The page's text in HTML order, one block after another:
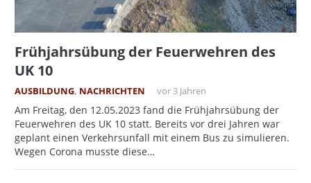
Frühjahrsübung der Feuerwehren des
UK 10
AUSBILDUNG, NACHRICHTEN vor 3 Jahren
Am Freitag, den 12.05.2023 fand die Frühjahrsübung der
Feuerwehren des UK 10 statt. Bereits vor drei Jahren war
geplant einen Verkehrsunfall mit einem Bus zu simulieren.
Wegen Corona musste diese…